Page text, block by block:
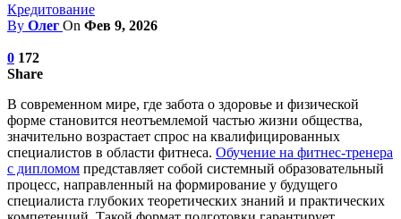
Кредитование
By Олег On Фев 9, 2026
0 172
Share
В современном мире, где забота о здоровье и физической
форме становится неотъемлемой частью жизни общества,
значительно возрастает спрос на квалифицированных
специалистов в области фитнеса. Обучение на фитнес-тренера
с дипломом представляет собой системный образовательный
процесс, направленный на формирование у будущего
специалиста глубоких теоретических знаний и практических